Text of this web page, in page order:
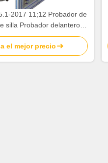
2017 11;12 Probador de
silla Probador delantero
de estabilidad trasera
el mejor precio